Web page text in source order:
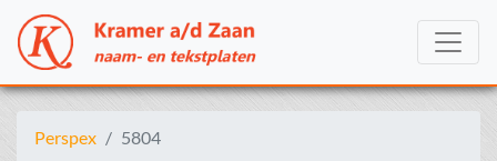
Perspex 5804